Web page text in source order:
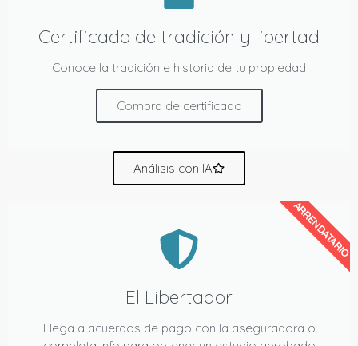
Certificado de tradición y libertad
Conoce la tradición e historia de tu propiedad
Compra de certificado
Análisis con IA
El Libertador
Llega a acuerdos de pago con la aseguradora o
ARRENDATARIO